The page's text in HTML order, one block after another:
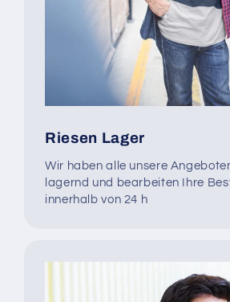
Riesen Lager
Wir haben alle unsere
lagernd und bearbeiten Ihre
innerhalb von 24 h